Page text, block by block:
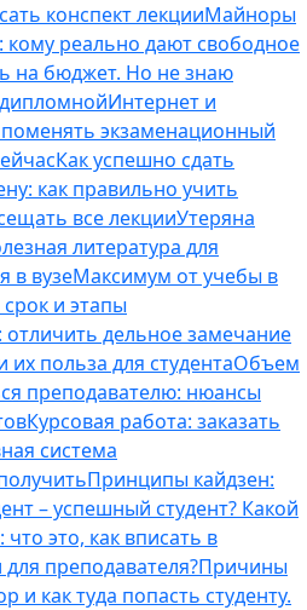
конспект лекцииМайноры
кому реально дают свободное
на бюджет. Но не знаю
Интернет и
экзаменационный
Как успешно сдать
как правильно учить
все лекцииУтеряна
литература для
в вузеМаксимум от учебы в
и этапы
отличить дельное замечание
их польза для студентаОбъем
преподавателю: нюансы
Курсовая работа: заказать
система
Принципы кайдзен:
– успешный студент? Какой
это, как вписать в
преподавателя?Причины
и как туда попасть студенту.